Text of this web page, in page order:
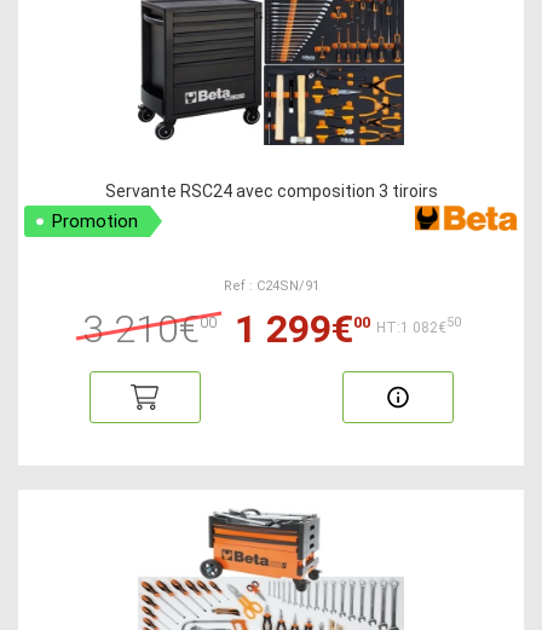
Servante RSC24 avec composition 3 tiroirs
Promotion
Ref : C24SN/91
3 210€00 1 299€00 HT:1 082€50